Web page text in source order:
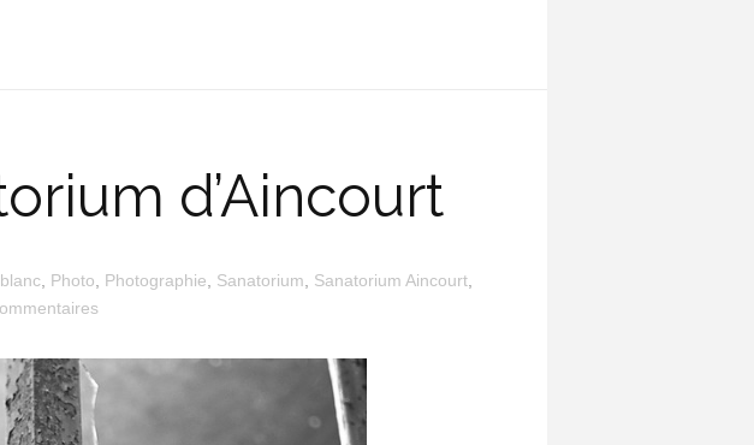
d’Aincourt
Photo Photographie Sanatorium Sanatorium Aincourt